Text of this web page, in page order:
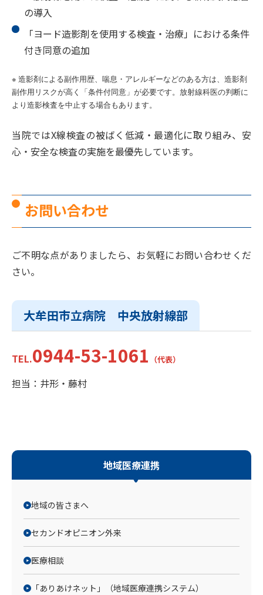
の導入
「ヨード造影剤を使用する検査・治療」における条件
付き同意の追加
※ 造影剤による副作用歴、喘息・アレルギーなどのある方は、造影剤
副作用リスクが高く「条件付同意」が必要です。放射線科医の判断に
より造影検査を中止する場合もあります。
当院ではX線検査の被ばく低減・最適化に取り組み、安
心・安全な検査の実施を最優先しています。
お問い合わせ
ご不明な点がありましたら、お気軽にお問い合わせくだ
さい。
大牟田市立病院 中央放射線部
TEL.0944-53-1061 （代表）
担当：井形・藤村
地域医療連携
地域の皆さまへ
セカンドオピニオン外来
医療相談
「ありあけネット」（地域医療連携システム）